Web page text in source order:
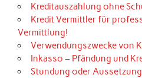
Kreditauszahlung ohne
Kredit Vermittler für
Vermittlung!
Verwendungszwecke von
Inkasso – Pfändung und
Stundung oder